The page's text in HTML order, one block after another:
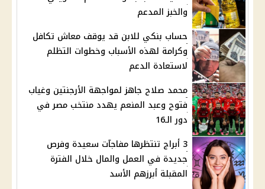
والخبز المدعم
حساب بنكي للابن قد يوقف معاش تكافل
وكرامة لهذه الأسباب وخطوات التظلم
لاستعادة الدعم
محمد صلاح جاهز لمواجهة الأرجنتين وغياب
فتوح وعبد المنعم يهدد منتخب مصر في
دور الـ16
3 أبراج تنتظرها مفاجآت سعيدة وفرص
جديدة في العمل والمال خلال الفترة
المقبلة أبرزهم الأسد